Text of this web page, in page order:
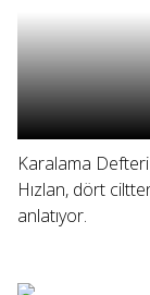
Karalama
Hızlan, dört
anlatıyor.